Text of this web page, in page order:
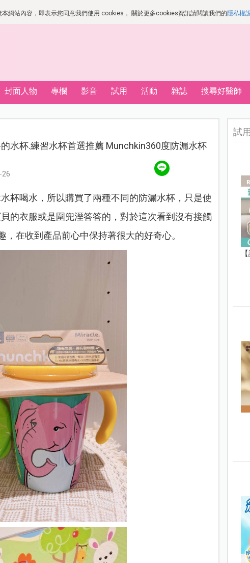
網站內容，即表示您同意我們使用 cookies， 關於更多cookies資訊請閱讀我們的隱私權
封面人物 專欄 影音 試用 活動 雜誌 搜尋好醫師
水杯.練習水杯首選推薦 Munchkin360度防漏水杯
26
杯喝水，所以購買了兩種不同的防漏水杯，只是使
的衣服或是圍兜溼答答的，對於這次看到沒有接觸
在收到產品前心中保持著很大的好奇心。
試